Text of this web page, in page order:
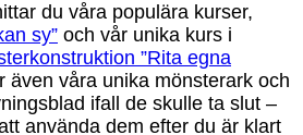
du våra populära kurser,
sy” och vår unika kurs i
”Rita egna
även våra unika mönsterark och
ifall de skulle ta slut –
använda dem efter du är klart